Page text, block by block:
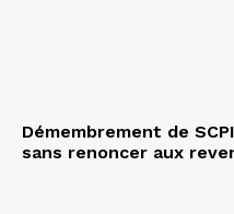
Démembrement de
sans renoncer aux